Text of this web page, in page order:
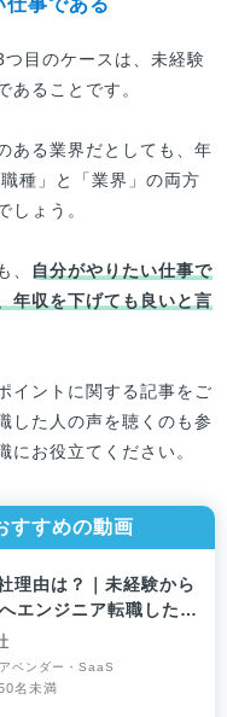
仕事である
目のケースは、未経験
あることです。
ある業界だとしても、年
種」と「業界」の両方
しょう。
、 自分がやりたい仕事で
年収を下げても良いと言
イントに関する記事をご
した人の声を聴くのも参
にお役立てください。
すすめの動画
理由は？｜未経験から
エンジニア転職したワ
ベンダー・SaaS
名未満